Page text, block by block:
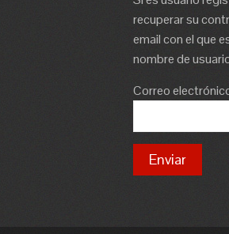
recuperar su
email con el que
nombre de
Correo